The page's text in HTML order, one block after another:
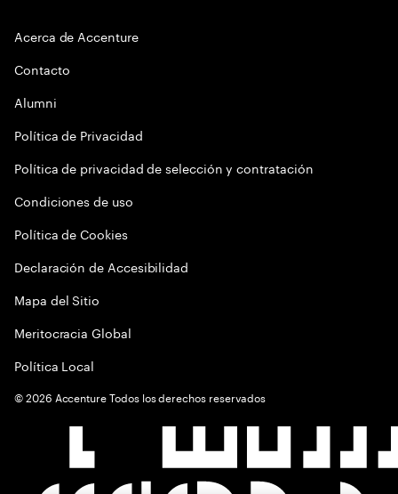
Acerca de Accenture
Contacto
Alumni
Política de Privacidad
Política de privacidad de selección y contratación
Condiciones de uso
Política de Cookies
Declaración de Accesibilidad
Mapa del Sitio
Meritocracia Global
Política Local
©2026 Accenture Todos los derechos reservados